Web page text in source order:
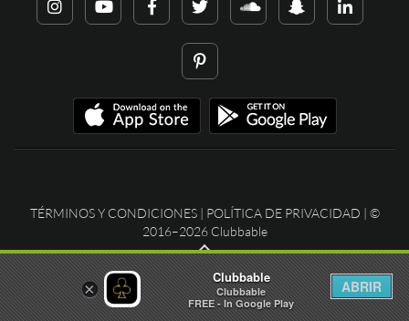
TÉRMINOS Y CONDICIONES| POLÍTICA DE PRIVACIDAD | ©
2016–2026 Clubbable
×
Clubbable
Clubbable
FREE - In Google Play
ABRIR